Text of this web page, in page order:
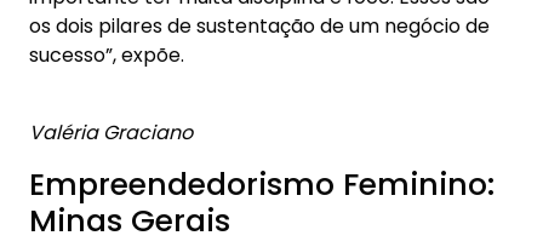
os dois pilares de sustentação de um negócio de
sucesso”, expõe.
Valéria Graciano
Empreendedorismo Feminino:
Minas Gerais